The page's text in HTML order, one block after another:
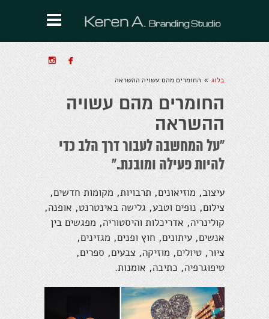


בלוג » החומרים מהם עשויה ההשראה
החומרים מהם עשויה
ההשראה
"על המחשבה לעבור דרך הלב כדי
להיות פעילה ומובנת."
עיצוב, מוזיאונים, תרבויות, מקומות חדשים,
צילום, נופים וטבע, גלישה באינטרנט, אופנה,
קולינריה, אדריכלות והיסטוריה, מפגשים בין
אנשים, עיתונים, חוץ ופנים, מגזינים,
ציור, טיולים, מוזיקה, צבעים, ספרים,
טיפוגרפיה, כתיבה, אומנות.